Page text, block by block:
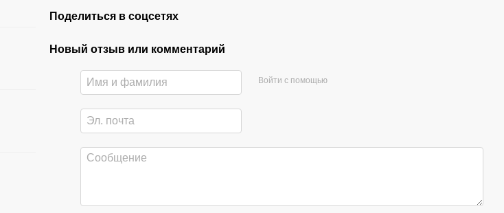
Поделиться в соцсетях
Новый отзыв или комментарий
Войти с помощью